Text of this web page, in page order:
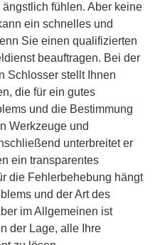
fühlen. Aber keine
ein schnelles und
Sie einen qualifizierten
beauftragen. Bei der
Schlosser stellt Ihnen
die für ein gutes
und die Bestimmung
Werkzeuge und
unterbreitet er
ein transparentes
die Fehlerbehebung hängt
und der Art des
im Allgemeinen ist
der Lage, alle Ihre